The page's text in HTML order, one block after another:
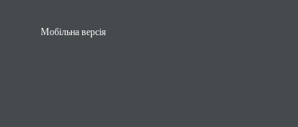
Мобільна версія